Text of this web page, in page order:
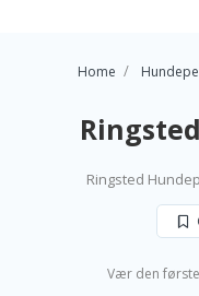
Home
Ringsted
Vær den